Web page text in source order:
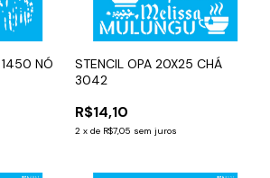
NÓ
STENCIL OPA 20X25 CHÁ
3042
R$14,10
2 x de R$7,05 sem juros